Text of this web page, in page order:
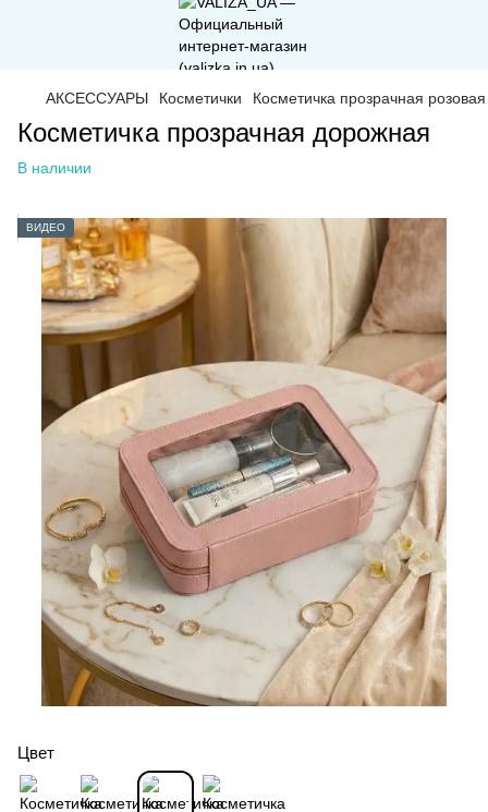
АКСЕССУАРЫ Косметички Косметичка прозрачная розовая
Косметичка прозрачная дорожная
В наличии
ВИДЕО
Цвет